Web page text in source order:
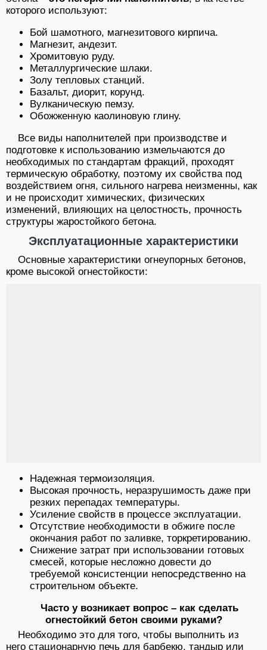
которого используют:
Бой шамотного, магнезитового кирпича.
Магнезит, андезит.
Хромитовую руду.
Металлургические шлаки.
Золу тепловых станций.
Базальт, диорит, корунд.
Вулканическую пемзу.
Обожженную каолиновую глину.
Все виды наполнителей при производстве и
подготовке к использованию измельчаются до
необходимых по стандартам фракций, проходят
термическую обработку, поэтому их свойства под
воздействием огня, сильного нагрева неизменны, как
и не происходит химических, физических
изменений, влияющих на целостность, прочность
структуры жаростойкого бетона.
Эксплуатационные характеристики
Основные характеристики огнеупорных бетонов,
кроме высокой огнестойкости:
Надежная термоизоляция.
Высокая прочность, неразрушимость даже при
резких перепадах температуры.
Усиление свойств в процессе эксплуатации.
Отсутствие необходимости в обжиге после
окончания работ по заливке, торкретированию.
Снижение затрат при использовании готовых
смесей, которые несложно довести до
требуемой консистенции непосредственно на
строительном объекте.
Часто у возникает вопрос – как сделать
огнестойкий бетон своими руками?
Необходимо это для того, чтобы выполнить из
него стационарную печь для барбекю, тандыр или